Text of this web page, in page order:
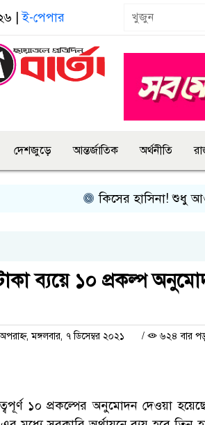
|ই-পেপার
দেশজুড়ে আন্তর্জাতিক অর্থনীতি
কিসের হাসিনা! শুধু আওয়াজ-
ব্যয়ে ১০ প্রকল্প
মঙ্গলবার, ৭ ডিসেম্বর ২০২১ / ৬২৪ বার
১০ প্রকল্পের অনুমোদন দেওয়া